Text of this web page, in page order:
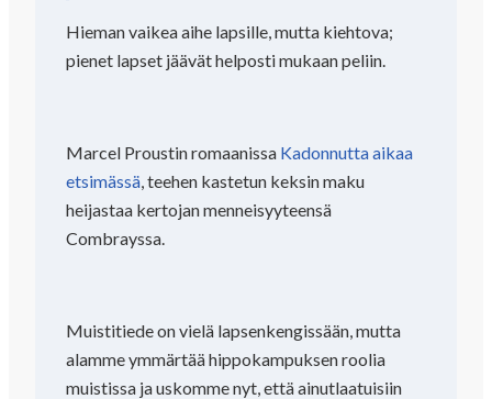
Hieman vaikea aihe lapsille, mutta kiehtova;
pienet lapset jäävät helposti mukaan peliin.
Marcel Proustin romaanissa Kadonnutta aikaa
etsimässä, teehen kastetun keksin maku
heijastaa kertojan menneisyyteensä
Combrayssa.
Muistitiede on vielä lapsenkengissään, mutta
alamme ymmärtää hippokampuksen roolia
muistissa ja uskomme nyt, että ainutlaatuisiin